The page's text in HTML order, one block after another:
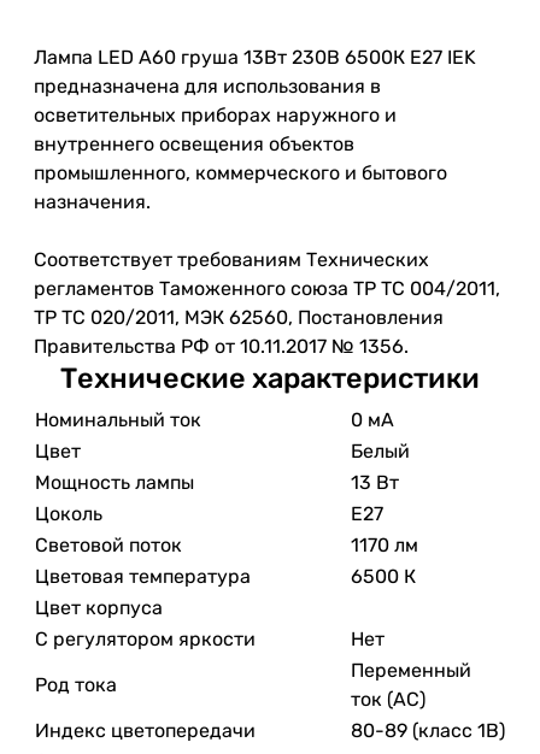
Лампа LED A60 груша 13Вт 230В 6500К E27 IEK
предназначена для использования в
осветительных приборах наружного и
внутреннего освещения объектов
промышленного, коммерческого и бытового
назначения.
Соответствует требованиям Технических
регламентов Таможенного союза ТР ТС 004/2011,
ТР ТС 020/2011, МЭК 62560, Постановления
Правительства РФ от 10.11.2017 № 1356.
Технические характеристики
Номинальный ток
0 мА
Цвет
Белый
Мощность лампы
13 Вт
Цоколь
E27
Световой поток
1170 лм
Цветовая температура
6500 К
Цвет корпуса
С регулятором яркости
Нет
Род тока
Переменный
ток (AC)
Индекс цветопередачи
80-89 (класс 1В)